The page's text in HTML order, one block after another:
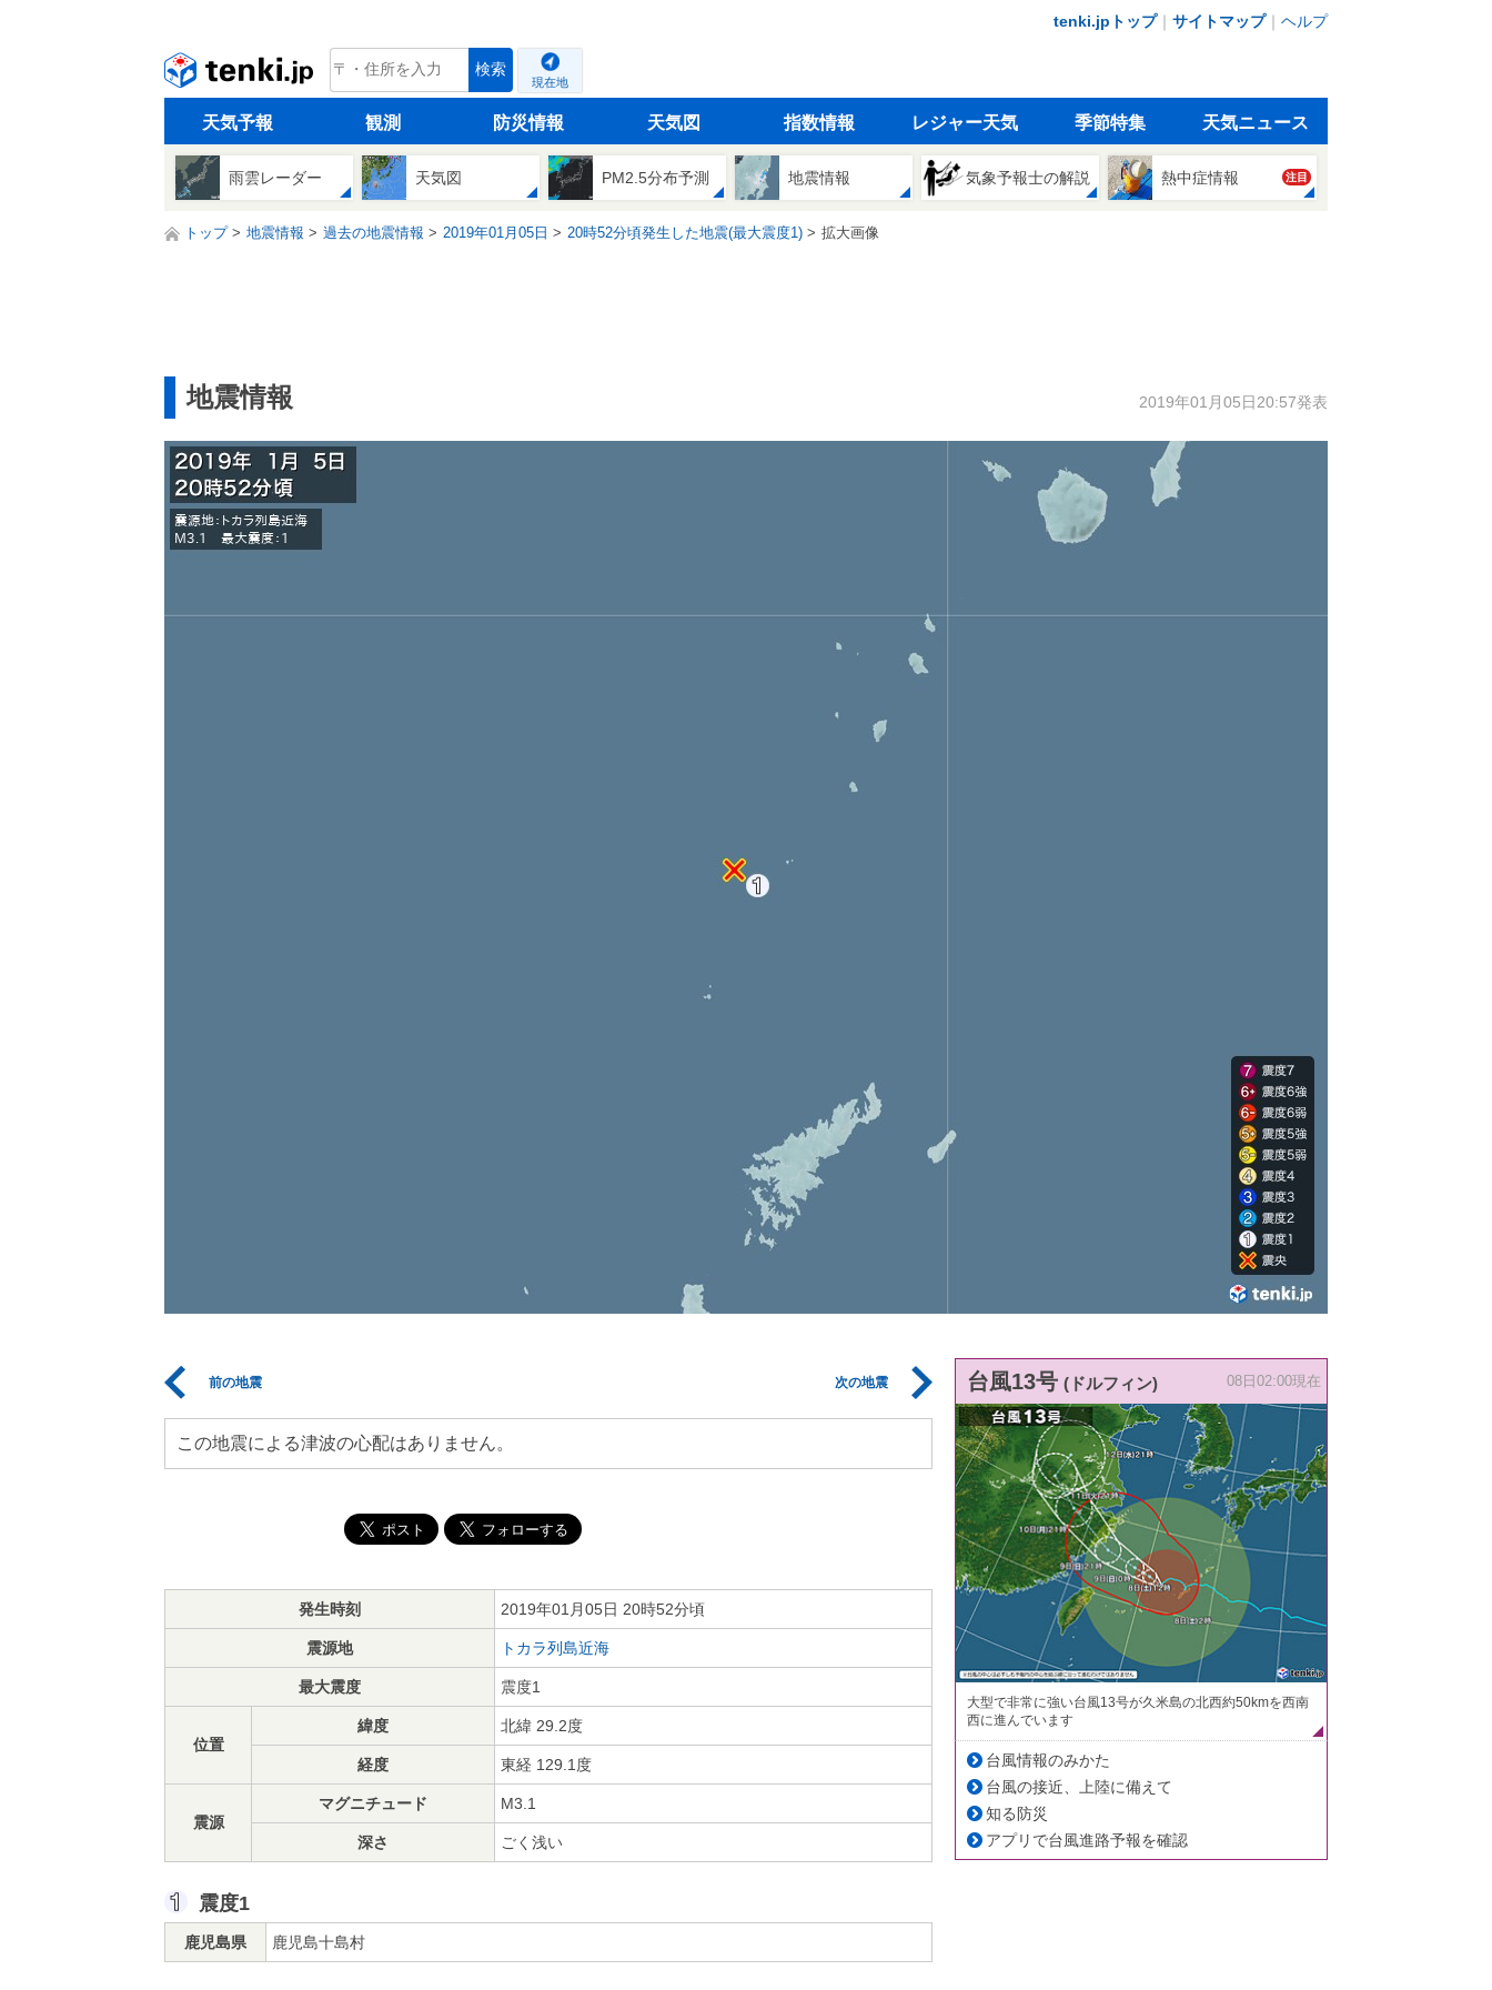
tenki.jpトップ｜ サイトマップ｜ ヘルプ
tenki.jp 検索
現在地
天気予報 観測 防災情報 天気図 指数情報 レジャー天気 季節特集 天気ニュース
雨雲レーダー 天気図 PM2.5分布予測 地震情報 気象予報士の解説 熱中症情報 注目
トップ 地震情報 過去の地震情報 2019年01月05日 20時52分頃発生した地震(最大震度1) 拡大画像
地震情報 2019年01月05日20:57発表
前の地震 次の地震
この地震による津波の心配はありません。
発生時刻 2019年01月05日 20時52分頃
震源地 トカラ列島近海
最大震度 震度1
位置
緯度 北緯 29.2度
経度 東経 129.1度
震源
マグニチュード M3.1
深さ ごく浅い
震度1
鹿児島県 鹿児島十島村
台風13号 (ドルフィン) 08日02:00現在
大型で非常に強い台風13号が久米島の北西約50kmを西南
西に進んでいます
台風情報のみかた
台風の接近、上陸に備えて
知る防災
アプリで台風進路予報を確認